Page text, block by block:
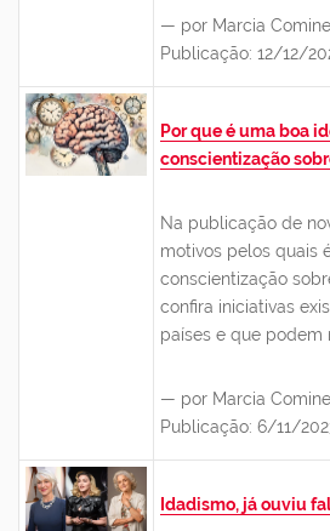
— por Marcia
Publicação: 12/12/
Por que é uma boa
conscientização
Na publicação de
motivos pelos quais
conscientização
confira iniciativas
países e que podem
— por Marcia
Publicação: 6/11/
Idadismo, já ouviu